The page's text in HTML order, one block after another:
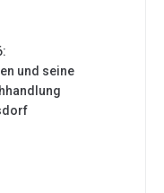
und seine